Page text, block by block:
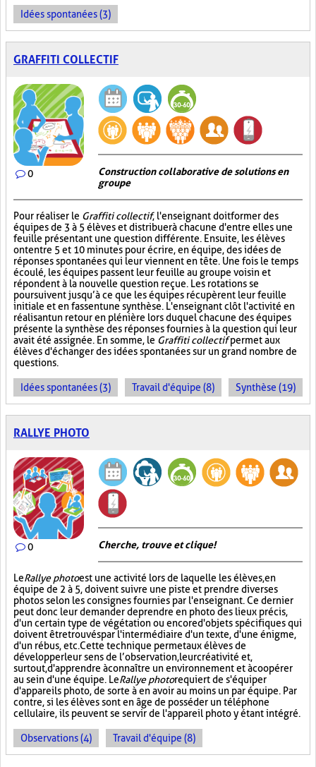
Idées spontanées (3)
GRAFFITI COLLECTIF
0
Construction collaborative de solutions en
groupe
Pour réaliser le Graffiti collectif, l'enseignant doit former des
équipes de 3 à 5 élèves et distribuer à chacune d'entre elles une
feuille présentant une question différente. Ensuite, les élèves
ont entre 5 et 10 minutes pour écrire, en équipe, des idées de
réponses spontanées qui leur viennent en tête. Une fois le temps
écoulé, les équipes passent leur feuille au groupe voisin et
répondent à la nouvelle question reçue. Les rotations se
poursuivent jusqu’à ce que les équipes récupèrent leur feuille
initiale et en fassent une synthèse. L'enseignant clôt l'activité en
réalisant un retour en plénière lors duquel chacune des équipes
présente la synthèse des réponses fournies à la question qui leur
avait été assignée. En somme, le Graffiti collectifpermet aux
élèves d'échanger des idées spontanées sur un grand nombre de
questions.
Idées spontanées (3) Travail d'équipe (8) Synthèse (19)
RALLYE PHOTO
0 Cherche, trouve et clique !
LeRallye photoest une activité lors de laquelle les élèves, en
équipe de 2 à 5, doivent suivre une piste et prendre diverses
photos selon les consignes fournies par l'enseignant. Ce dernier
peut donc leur demander de prendre en photo des lieux précis,
d'un certain type de végétation ou encore d'objets spécifiques qui
doivent être trouvés par l'intermédiaire d'un texte, d'une énigme,
d'un rébus, etc. Cette technique permet aux élèves de
développer leur sens de l’observation, leur créativité et,
surtout, d'apprendre à connaître un environnement et à coopérer
au sein d'une équipe. LeRallye photorequiert de s'équiper
d'appareils photo, de sorte à en avoir au moins un par équipe. Par
contre, si les élèves sont en âge de posséder un téléphone
cellulaire, ils peuvent se servir de l'appareil photo y étant intégré.
Observations (4) Travail d'équipe (8)